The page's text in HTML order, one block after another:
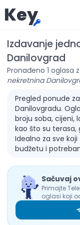
Key
Izdavanje
Danilovgrad
Pronađeno 1 oglasa
nekretnina
Pregled ponude
Danilovgradu.
broju soba, cijeni,
kao što su terasa,
Idealno za sve
budžetu i
Sačuvaj
Primajte
oglasi koji